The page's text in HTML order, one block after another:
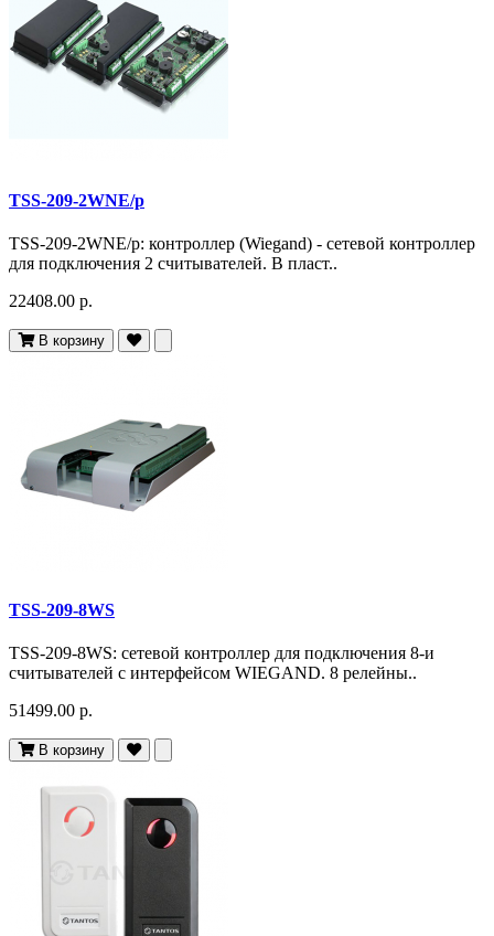
TSS-209-2WNE/p
TSS-209-2WNE/p: контроллер (Wiegand) - сетевой контроллер
для подключения 2 cчитывателей. В пласт..
22408.00 р.
В корзину
TSS-209-8WS
TSS-209-8WS: сетевой контроллер для подключения 8-и
считывателей с интерфейсом WIEGAND. 8 релейны..
51499.00 р.
В корзину